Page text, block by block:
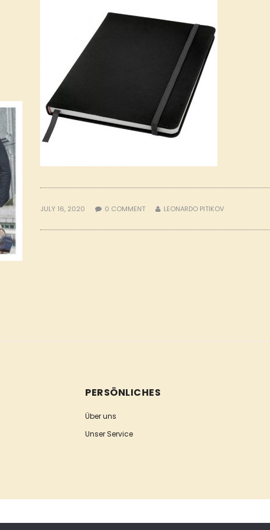
JULY 16, 2020 0 COMMENT LEONARDO PITIKOV
PERSÖNLICHES
Über uns
Unser Service